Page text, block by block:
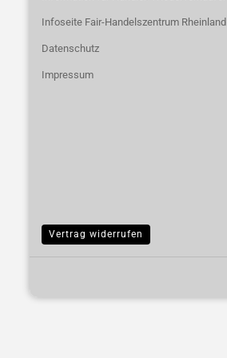
Infoseite Fair-Handelszentrum Rheinland
Datenschutz
Impressum
Vertrag widerrufen